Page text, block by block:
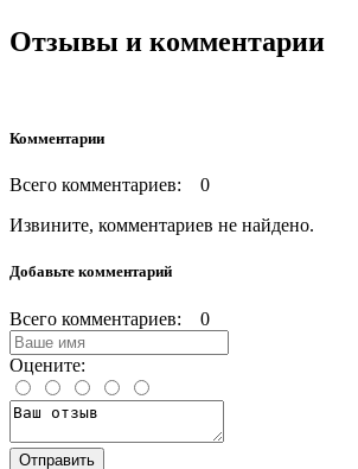
Отзывы и комментарии
Комментарии
Всего комментариев: 0
Извините, комментариев не найдено.
Добавьте комментарий
Всего комментариев: 0
Оцените: